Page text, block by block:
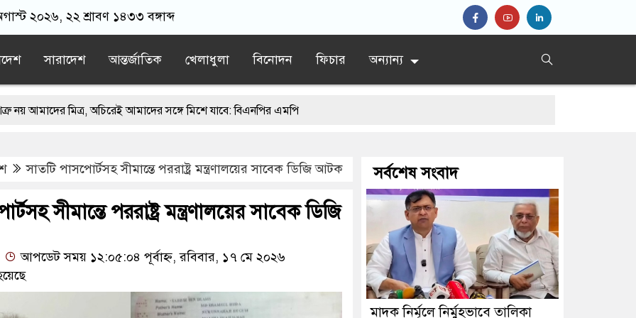
২০২৬, ২২ শ্রাবণ ১৪৩৩ বঙ্গাব্দ
সারাদেশ আন্তর্জাতিক খেলাধুলা বিনোদন ফিচার অন্যান্য
অচিরেই আমাদের সঙ্গে মিশে যাবে: বিএনপির এমপি
স্মারকলিপি এবার বিএনপিকে ব্যবহার করতে চায় ভারত: রাশেদ প্রধান
ন্যারেটিভ’ পুরনো রাজনীতি : পররাষ্ট্র প্রতিমন্ত্রী
সাতটি পাসপোর্টসহ সীমান্তে পররাষ্ট্র মন্ত্রণালয়ের সাবেক ডিজি আটক
সীমান্তে পররাষ্ট্র মন্ত্রণালয়ের সাবেক ডিজি
আপডেট সময় ১২:০৫:০৪ পূর্বাহ্ন, রবিবার, ১৭ মে ২০২৬
সর্বশেষ সংবাদ
মাদক নির্মূলে নির্মুহভাবে তালিকা